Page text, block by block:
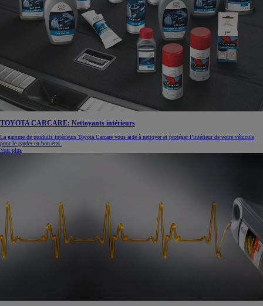
TOYOTA CARCARE: Nettoyants intérieurs
La gamme de produits intérieurs Toyota Carcare vous aide à nettoyer et protéger l’intérieur de votre véhicule
pour le garder en bon état.
Voir plus